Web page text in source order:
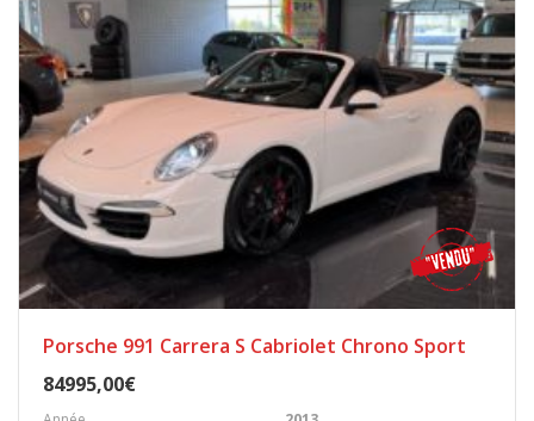
Porsche 991 Carrera S Cabriolet Chrono Sport
84995,00€